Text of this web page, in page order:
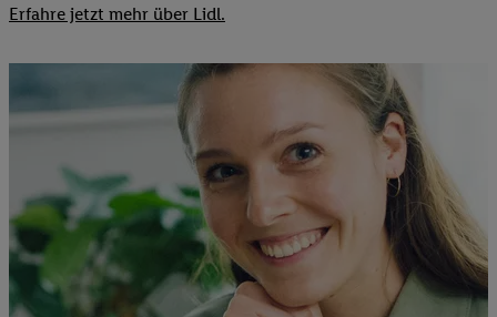
Erfahre jetzt mehr über Lidl.